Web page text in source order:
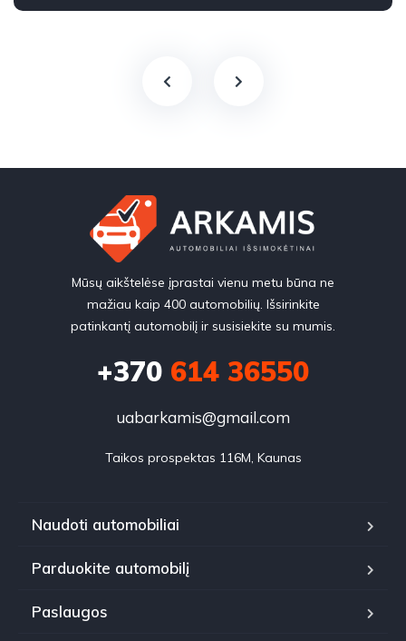
Mūsų aikštelėse įprastai vienu metu būna ne
mažiau kaip 400 automobilių. Išsirinkite
patinkantį automobilį ir susisiekite su mumis.
+370 614 36550
uabarkamis@gmail.com
Taikos prospektas 116M, Kaunas
Naudoti automobiliai
Parduokite automobilį
Paslaugos